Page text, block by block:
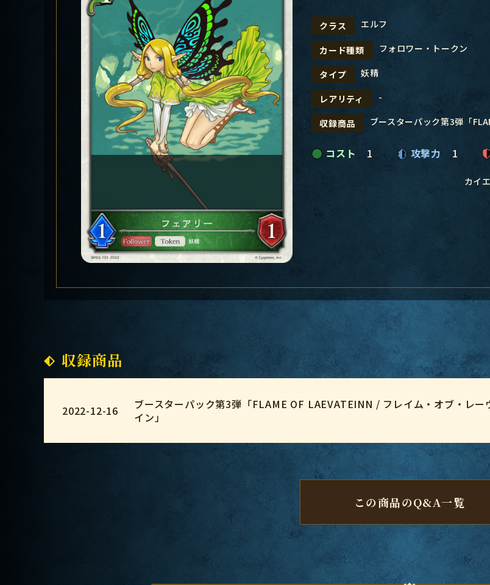
クラス エルフ
カード種類 フォロワー・トークン
タイプ 妖精
レアリティ -
収録商品 ブースターパック第3弾「
コスト 1 攻撃力 1
カイ
収録商品
2022-12-16
ブースターパック第3弾「FLAME OF LAEVATEINN / フレイム・オブ・レー
イン」
この商品のQ&A一覧